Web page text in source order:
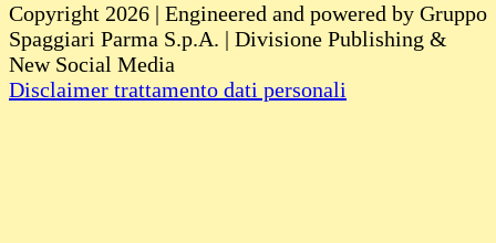
Copyright 2026 | Engineered and powered by Gruppo
Spaggiari Parma S.p.A. | Divisione Publishing &
New Social Media
Disclaimer trattamento dati personali